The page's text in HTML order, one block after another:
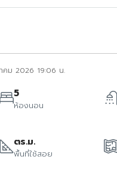
คม 2026 19:06 น.
5
ห้องนอน
ตร.ม.
พื้นที่ใช้สอย